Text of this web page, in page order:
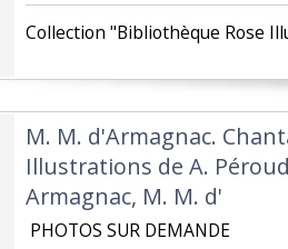
‎Collection "Bibliothèque Rose
‎M. M. d'Armagnac.
Illustrations de A.
Armagnac, M. M. d'‎
‎ PHOTOS SUR DEMANDE ‎